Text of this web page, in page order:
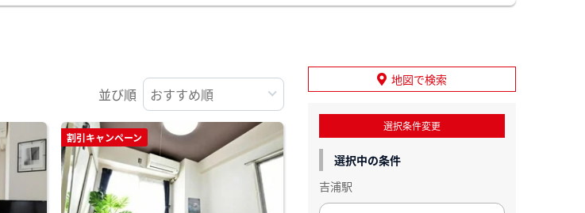
並び順
割引キャンペーン
地図で検索
選択条件変更
選択中の条件
吉浦駅